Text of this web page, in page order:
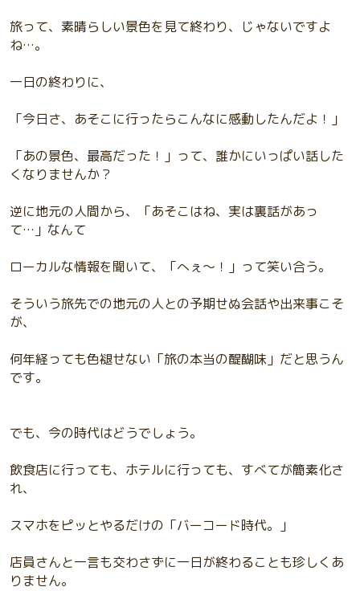
旅って、素晴らしい景色を見て終わり、じゃないですよ
ね…。
一日の終わりに、
「今日さ、あそこに行ったらこんなに感動したんだよ！」
「あの景色、最高だった！」って、誰かにいっぱい話した
くなりませんか？
逆に地元の人間から、「あそこはね、実は裏話があっ
て…」なんて
ローカルな情報を聞いて、「へぇ〜！」って笑い合う。
そういう旅先での地元の人との予期せぬ会話や出来事こそ
が、
何年経っても色褪せない「旅の本当の醍醐味」だと思うん
です。
でも、今の時代はどうでしょう。
飲食店に行っても、ホテルに行っても、すべてが簡素化さ
れ、
スマホをピッとやるだけの「バーコード時代。」
店員さんと一言も交わさずに一日が終わることも珍しくあ
りません。